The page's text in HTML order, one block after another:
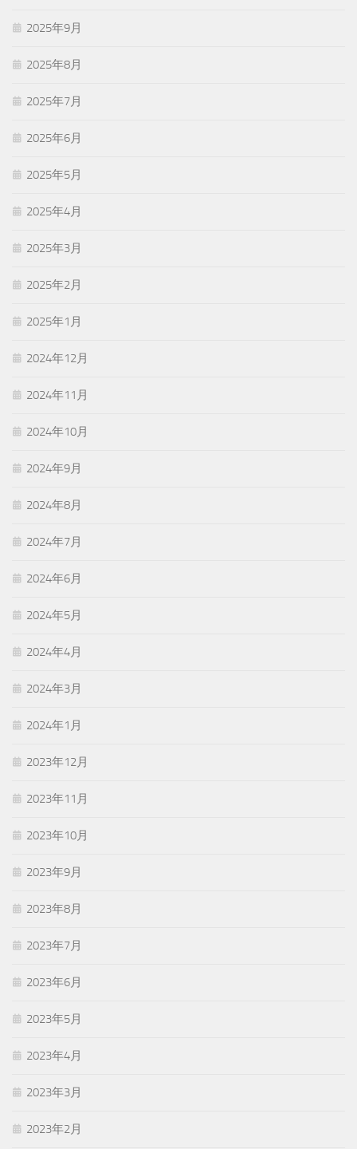
2025年9月
2025年8月
2025年7月
2025年6月
2025年5月
2025年4月
2025年3月
2025年2月
2025年1月
2024年12月
2024年11月
2024年10月
2024年9月
2024年8月
2024年7月
2024年6月
2024年5月
2024年4月
2024年3月
2024年1月
2023年12月
2023年11月
2023年10月
2023年9月
2023年8月
2023年7月
2023年6月
2023年5月
2023年4月
2023年3月
2023年2月